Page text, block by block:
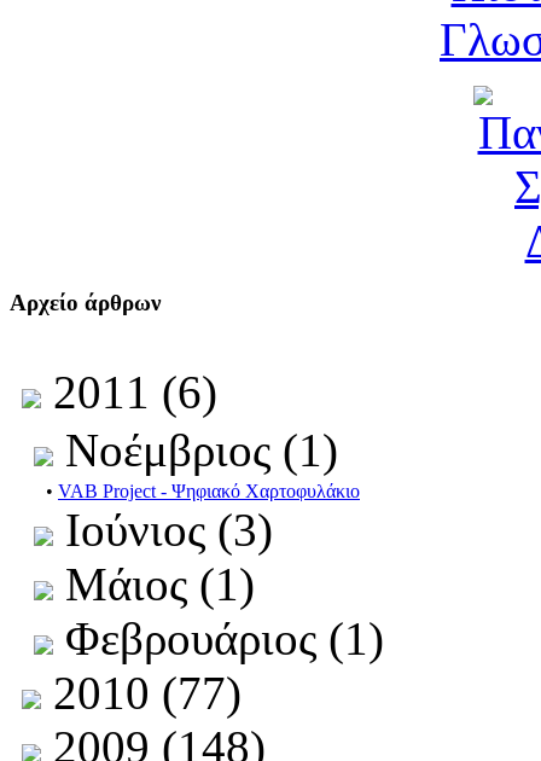
Αρχείο άρθρων
2011 (6)
Νοέμβριος (1)
• VAB Project - Ψηφιακό Χαρτοφυλάκιο
Ιούνιος (3)
Μάιος (1)
Φεβρουάριος (1)
2010 (77)
2009 (148)